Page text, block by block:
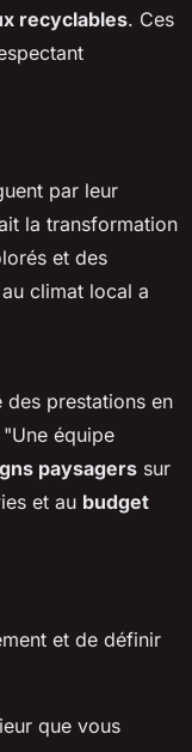
recyclables. Ces
par leur
la transformation
et des
climat local a
des prestations en
équipe
paysagers sur
et au budget
et de définir
que vous